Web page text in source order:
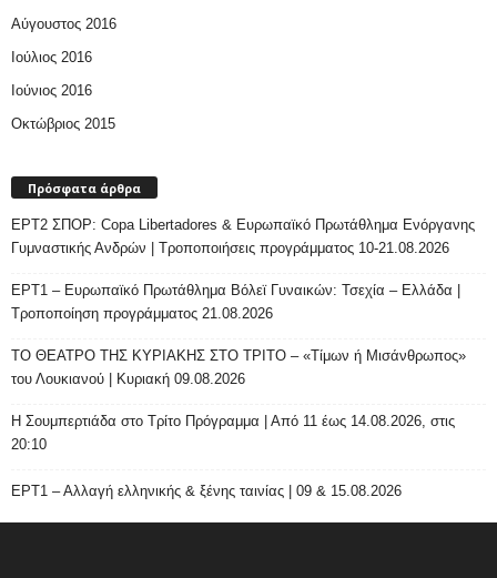
Αύγουστος 2016
Ιούλιος 2016
Ιούνιος 2016
Οκτώβριος 2015
Πρόσφατα άρθρα
ΕΡΤ2 ΣΠΟΡ: Copa Libertadores & Ευρωπαϊκό Πρωτάθλημα Ενόργανης
Γυμναστικής Ανδρών | Τροποποιήσεις προγράμματος 10-21.08.2026
ΕΡΤ1 – Ευρωπαϊκό Πρωτάθλημα Βόλεϊ Γυναικών: Τσεχία – Ελλάδα |
Τροποποίηση προγράμματος 21.08.2026
ΤΟ ΘΕΑΤΡΟ ΤΗΣ ΚΥΡΙΑΚΗΣ ΣΤΟ ΤΡΙΤΟ – «Τίμων ή Μισάνθρωπος»
του Λουκιανού | Κυριακή 09.08.2026
H Σουμπερτιάδα στο Τρίτο Πρόγραμμα | Από 11 έως 14.08.2026, στις
20:10
ΕΡΤ1 – Αλλαγή ελληνικής & ξένης ταινίας | 09 & 15.08.2026